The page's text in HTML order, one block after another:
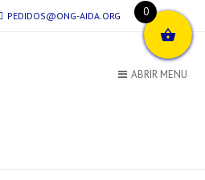
PEDIDOS@ONG-AIDA.ORG
ABRIR MENU
0